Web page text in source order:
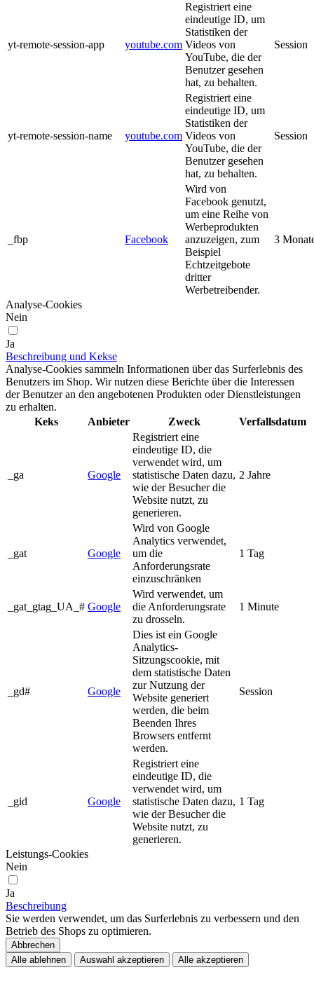
yt-remote-session-app youtube.com
Registriert eine
eindeutige ID, um
Statistiken der
Videos von
YouTube, die der
Benutzer gesehen
hat, zu behalten.
Session
yt-remote-session-name youtube.com
Registriert eine
eindeutige ID, um
Statistiken der
Videos von
YouTube, die der
Benutzer gesehen
hat, zu behalten.
Session
_fbp Facebook
Wird von
Facebook genutzt,
um eine Reihe von
Werbeprodukten
anzuzeigen, zum
Beispiel
Echtzeitgebote
dritter
Werbetreibender.
3
Analyse-Cookies
Nein
Ja
Beschreibung und Kekse
Analyse-Cookies sammeln Informationen über das Surferlebnis des
Benutzers im Shop. Wir nutzen diese Berichte über die Interessen
der Benutzer an den angebotenen Produkten oder Dienstleistungen
zu erhalten.
Keks
Anbieter Zweck Verfallsdatum
_ga Google
Registriert eine
eindeutige ID, die
verwendet wird, um
statistische Daten dazu,
wie der Besucher die
Website nutzt, zu
generieren.
2 Jahre
_gat Google
Wird von Google
Analytics verwendet,
um die
Anforderungsrate
einzuschränken
1 Tag
_gat_gtag_UA_# Google
Wird verwendet, um
die Anforderungsrate
zu drosseln.
1 Minute
_gd# Google
Dies ist ein Google
Analytics-
Sitzungscookie, mit
dem statistische Daten
zur Nutzung der
Website generiert
werden, die beim
Beenden Ihres
Browsers entfernt
werden.
Session
_gid Google
Registriert eine
eindeutige ID, die
verwendet wird, um
statistische Daten dazu,
wie der Besucher die
Website nutzt, zu
generieren.
1 Tag
Leistungs-Cookies
Nein
Ja
Beschreibung
Sie werden verwendet, um das Surferlebnis zu verbessern und den
Betrieb des Shops zu optimieren.
Abbrechen
Alle ablehnen
Auswahl akzeptieren Alle akzeptieren